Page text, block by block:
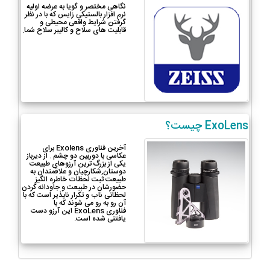
نگاهی مختصر و گویا به عرضه اولیه
نرم افزار بالستیکی زایس که با در نظر
گرفتن شرایط واقعی محیطی و
قابلیت های سلاح و کالیبر سلاح شما.
ExoLens چیست؟
آخرین فناوری Exolens برای
عکاسی با دوربین دو چشم . از دیرباز
یکی از بزرگ ترین آرزوهای طبیعت
دوستان,شکارچیان و علاقمندان به
طبیعت ثبت لحظات خاطره انگیزِ
حضورشان در طبیعت و جاودانه کردن
لحظاتی ناب و تکرار ناپذیر است که با
آن رو به رو می شوند که با
فناوری ExoLens این آرزو دست
یافتنی شده است.